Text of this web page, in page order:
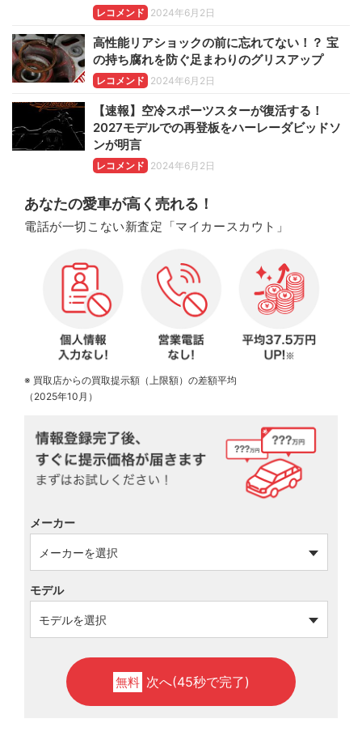
レコメンド 2024年6月2日
高性能リアショックの前に忘れてない！？ 宝
の持ち腐れを防ぐ足まわりのグリスアップ
レコメンド 2024年6月2日
【速報】空冷スポーツスターが復活する！
2027モデルでの再登板をハーレーダビッドソ
ンが明言
レコメンド 2024年6月2日
あなたの愛車が高く売れる！
電話が一切こない新査定「マイカースカウト」
※ 買取店からの買取提示額（上限額）の差額平均
（2025年10月）
メーカー
モデル
無料 次へ(45秒で完了)